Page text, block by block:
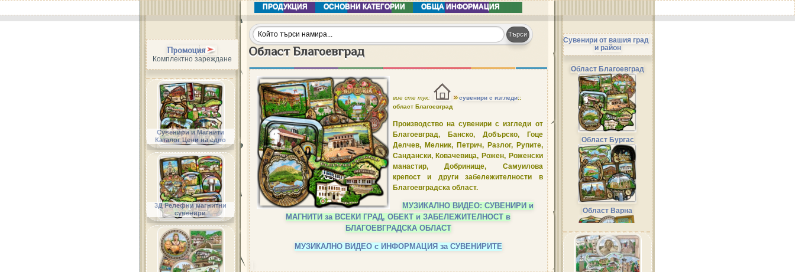
ПРОДУКЦИЯ ОСНОВНИ КАТЕГОРИИ ОБЩА ИНФОРМАЦИЯ
Област Благоевград
вие сте тук: сувенири с изгледи::
област Благоевград
Производство на сувенири с изгледи от
Благоевград, Банско, Добърско, Гоце
Делчев, Мелник, Петрич, Разлог, Рупите,
Сандански, Ковачевица, Рожен, Роженски
манастир, Добринище, Самуилова
крепост и други забележителности в
Благоевградска област.
МУЗИКАЛНО ВИДЕО: СУВЕНИРИ и
МАГНИТИ за ВСЕКИ ГРАД, ОБЕКТ и ЗАБЕЛЕЖИТЕЛНОСТ в
БЛАГОЕВГРАДСКА ОБЛАСТ
МУЗИКАЛНО ВИДЕО с ИНФОРМАЦИЯ за СУВЕНИРИТЕ
Промоция
Комплектно зареждане
Сувенири и Магнити
Каталог Цени на едро
3Д Релефни магнитни
сувенири
Сувенири от вашия град
и район
Област Благоевград
Област Бургас
Област Варна